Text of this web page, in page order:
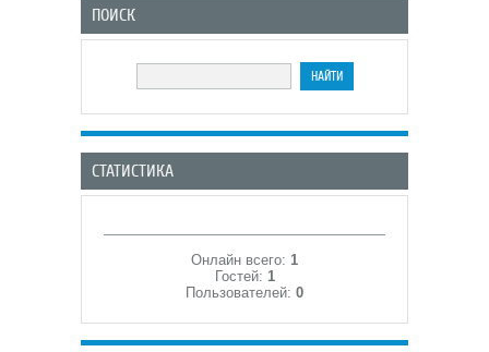
ПОИСК
СТАТИСТИКА
Онлайн всего: 1
Гостей: 1
Пользователей: 0